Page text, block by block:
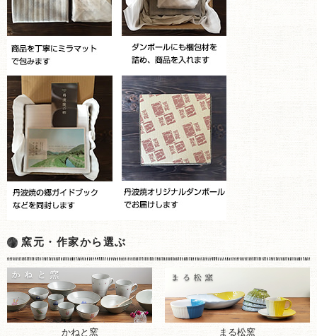
窯元・作家から選ぶ
ココチ舎（忠作窯） 丸八窯